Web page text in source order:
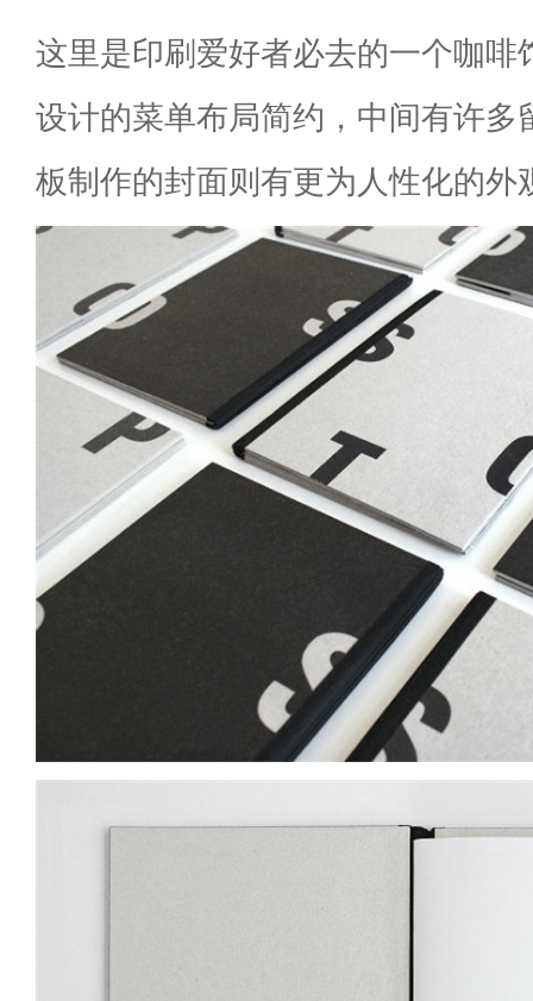
这里是印刷爱好者必去的一个咖啡
设计的菜单布局简约，中间有许多
板制作的封面则有更为人性化的外